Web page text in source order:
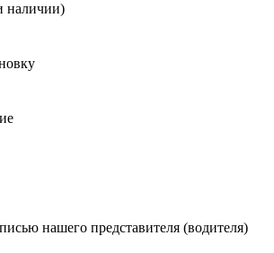
наличии)
нашего представителя (водителя)